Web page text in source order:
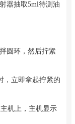
器抽取5ml待测油
圆环，然后拧紧
，立即拿起拧紧的
机上，主机显示